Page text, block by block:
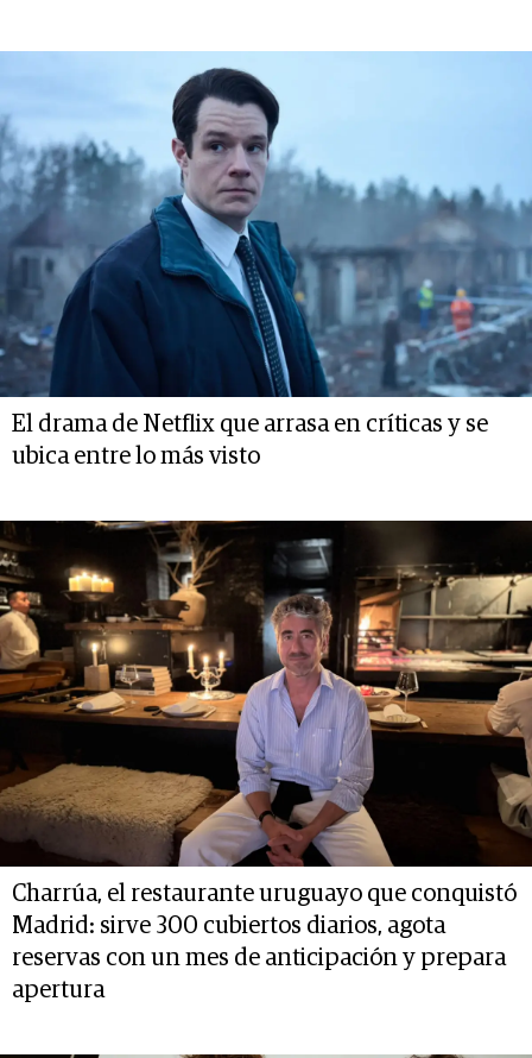
El drama de Netflix que arrasa en críticas y se
ubica entre lo más visto
Charrúa, el restaurante uruguayo que conquistó
Madrid: sirve 300 cubiertos diarios, agota
reservas con un mes de anticipación y prepara
apertura